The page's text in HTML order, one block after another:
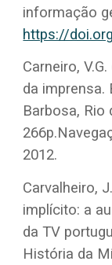
informação
https://
Carneiro,
da imprensa.
Barbosa, Rio
2012.
Carvalheiro,
implícito: a
da TV
História da